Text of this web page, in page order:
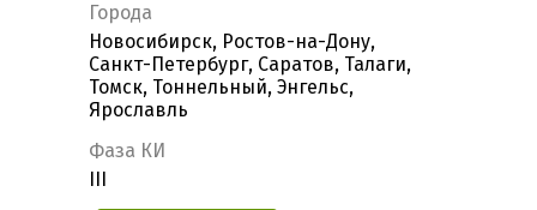
Города
Новосибирск, Ростов-на-Дону,
Санкт-Петербург, Саратов, Талаги,
Томск, Тоннельный, Энгельс,
Ярославль
Фаза КИ